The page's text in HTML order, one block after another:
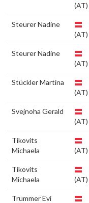
(AT)
Steurer Nadine
(AT)
Steurer Nadine
(AT)
Stückler Martina
(AT)
Svejnoha Gerald
(AT)
Tikovits
Michaela
(AT)
Tikovits
Michaela
(AT)
Trummer Evi